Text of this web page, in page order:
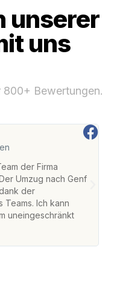
unserer
uns
800+ Bewertungen.
der Firma
Umzug nach Genf
der
Ich kann
uneingeschränkt